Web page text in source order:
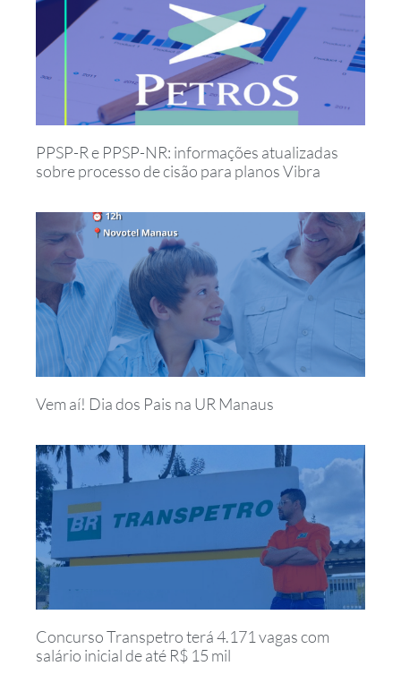
PPSP-R e PPSP-NR: informações atualizadas
sobre processo de cisão para planos Vibra
Vem aí! Dia dos Pais na UR Manaus
Concurso Transpetro terá 4.171 vagas com
salário inicial de até R$ 15 mil